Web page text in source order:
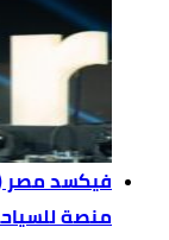
منصة